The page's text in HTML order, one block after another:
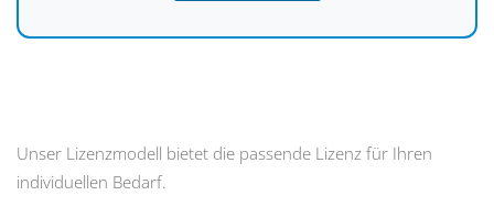
Unser Lizenzmodell bietet die passende Lizenz für Ihren
individuellen Bedarf.